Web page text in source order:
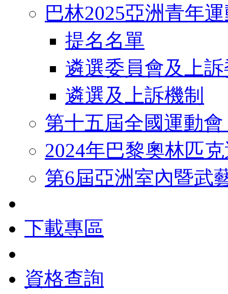
巴林2025亞洲青年
提名名單
遴選委員會及上
遴選及上訴機制
第十五屆全國運動
2024年巴黎奧林匹
第6屆亞洲室內暨武
下載專區
資格查詢